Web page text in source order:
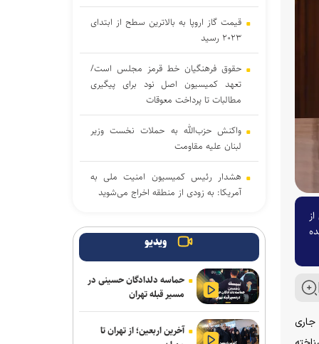
از
جاری
قیمت گاز اروپا به بالاترین سطح از ابتدای
۲۰۲۳ رسید
حقوق فرهنگیان خط قرمز مجلس است/
تعهد کمیسیون اصل نود برای پیگیری
مطالبات تا پرداخت معوقات
واکنش حزب‌الله به حملات نخست‌ وزیر
لبنان علیه مقاومت
هشدار رئیس کمیسیون امنیت ملی به
آمریکا: به زودی از منطقه اخراج می‌شوید
پیروزی نامزد حامی فلسطین در انتخابات
مقدماتی دموکرات‌ها برای سنا
دموکرات‌های کنگره آمریکا آمار تلفات جنگ
با ایران را زیر سؤال بردند
جنگ رمضان و تولد نظم منطقه ای ایران
ویدیو
حماسه دلدادگان حسینی در
مسیر قبله تهران
آخرین اربعین؛ از تهران تا